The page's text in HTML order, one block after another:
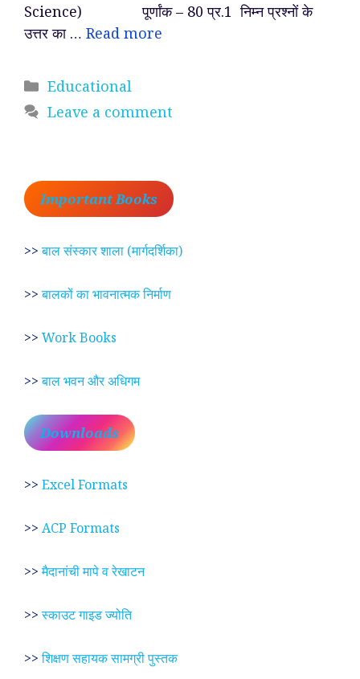
Science) पूर्णांक – 80 प्र.1 निम्न प्रश्नों के
उत्तर का … Read more
Categories
Educational
Leave a comment
Important Books
>>बाल संस्कार शाला (मार्गदर्शिका)
>>बालकों का भावनात्मक निर्माण
>> Work Books
>>बाल भवन और अधिगम
Downloads
>> Excel Formats
>> ACP Formats
>>मैदानांची मापे व रेखाटन
>>स्काउट गाइड ज्योति
>>शिक्षण सहायक सामग्री पुस्तक